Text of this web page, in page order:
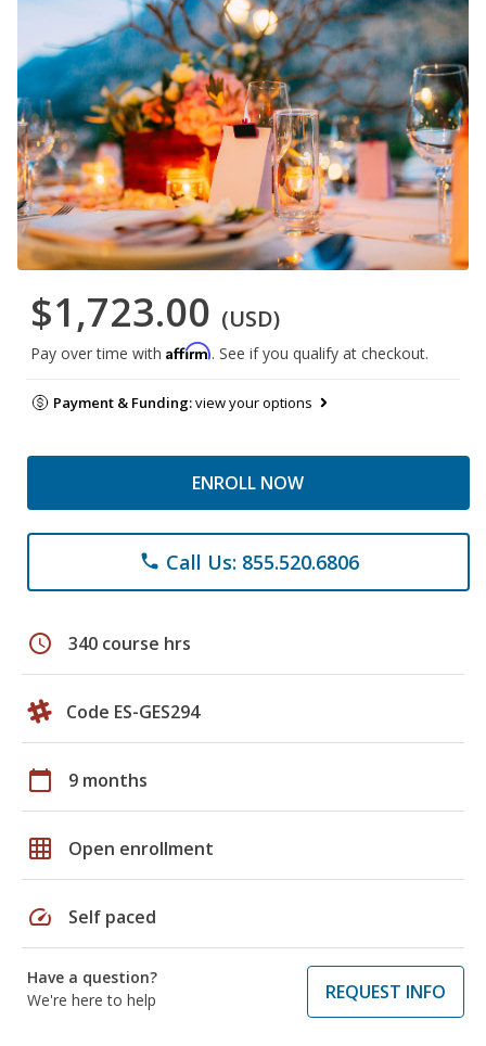
$1,723.00 (USD)
Pay over time with Affirm. See if you qualify at checkout.
Payment & Funding:view your options
ENROLL NOW
phone Call Us: 855.520.6806
schedule 340 course hrs
Code ES-GES294
calendar_today 9 months
grid_on Open enrollment
speed Self paced
Have a question?
We're here to help
REQUEST INFO